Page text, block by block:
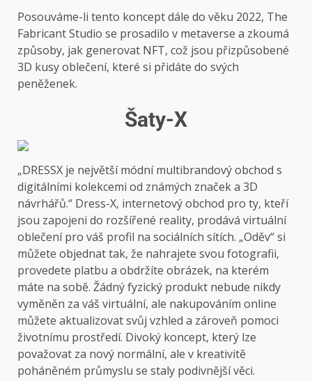
Posouváme-li tento koncept dále do věku 2022, The
Fabricant Studio se prosadilo v metaverse a zkoumá
způsoby, jak generovat NFT, což jsou přizpůsobené
3D kusy oblečení, které si přidáte do svých
peněženek.
Šaty-X
„DRESSX je největší módní multibrandový obchod s
digitálními kolekcemi od známých značek a 3D
návrhářů.“ Dress-X, internetový obchod pro ty, kteří
jsou zapojeni do rozšířené reality, prodává virtuální
oblečení pro váš profil na sociálních sítích. „Oděv“ si
můžete objednat tak, že nahrajete svou fotografii,
provedete platbu a obdržíte obrázek, na kterém
máte na sobě. Žádný fyzický produkt nebude nikdy
vyměněn za váš virtuální, ale nakupováním online
můžete aktualizovat svůj vzhled a zároveň pomoci
životnímu prostředí. Divoký koncept, který lze
považovat za nový normální, ale v kreativitě
poháněném průmyslu se staly podivnější věci.